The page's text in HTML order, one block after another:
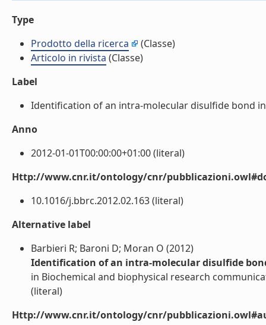
Type
Prodotto della ricerca
(Classe)
Articolo in rivista (Classe)
Label
Identification of an intra-molecular disulfide bond
Anno
2012-01-01T00:00:00+01:00 (literal)
Http://www.cnr.it/ontology/cnr/
10.1016/j.bbrc.2012.02.163 (literal)
Alternative label
Barbieri R; Baroni D; Moran O (2012)
Identification of an intra-molecular disulfide
in Biochemical and biophysical research
(literal)
Http://www.cnr.it/ontology/cnr/